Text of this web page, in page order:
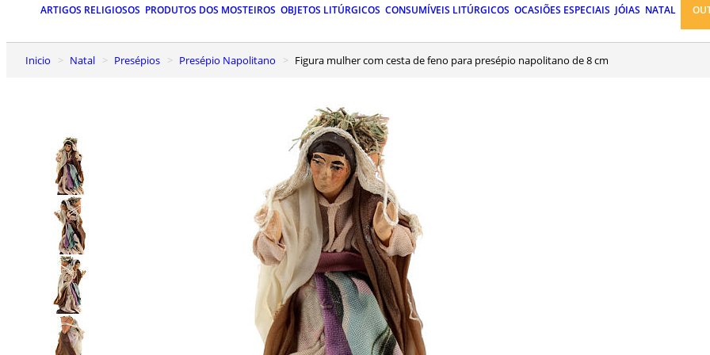
ARTIGOS RELIGIOSOS PRODUTOS DOS MOSTEIROS OBJETOS LITÚRGICOS CONSUMÍVEIS LITÚRGICOS OCASIÕES ESPECIAIS JÓIAS NATAL
Inicio Natal Presépios Presépio Napolitano Figura mulher com cesta de feno para presépio napolitano de 8 cm